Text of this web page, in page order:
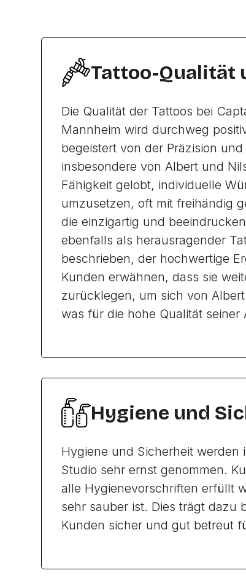
Tattoo-Qualität
Die Qualität der Tattoos bei
Mannheim wird durchweg
begeistert von der Präzision
insbesondere von Albert und
Fähigkeit gelobt, individuelle
umzusetzen, oft mit freihändig
die einzigartig und
ebenfalls als herausragender
beschrieben, der hochwertige
Kunden erwähnen, dass sie
zurücklegen, um sich von
was für die hohe Qualität seiner
Hygiene und
Hygiene und Sicherheit werden
Studio sehr ernst genommen.
alle Hygienevorschriften erfüllt
sehr sauber ist. Dies trägt dazu
Kunden sicher und gut betreut